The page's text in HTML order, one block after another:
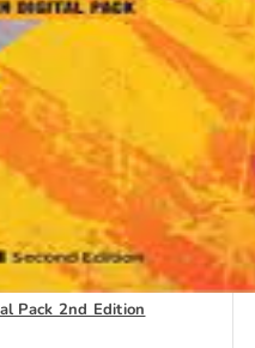
Pack 2nd Edition